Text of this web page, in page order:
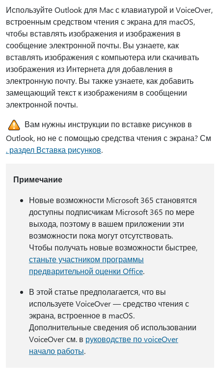
Используйте Outlook для Mac с клавиатурой и VoiceOver,
встроенным средством чтения с экрана для macOS,
чтобы вставлять изображения и изображения в
сообщение электронной почты. Вы узнаете, как
вставлять изображения с компьютера или скачивать
изображения из Интернета для добавления в
электронную почту. Вы также узнаете, как добавить
замещающий текст к изображениям в сообщении
электронной почты.
Вам нужны инструкции по вставке рисунков в
Outlook, но не с помощью средства чтения с экрана? См
. раздел Вставка рисунков.
Примечание
Новые возможности Microsoft 365 становятся
доступны подписчикам Microsoft 365 по мере
выхода, поэтому в вашем приложении эти
возможности пока могут отсутствовать.
Чтобы получать новые возможности быстрее,
станьте участником программы
предварительной оценки Office.
В этой статье предполагается, что вы
используете VoiceOver — средство чтения с
экрана, встроенное в macOS.
Дополнительные сведения об использовании
VoiceOver см. в руководстве по voiceOver
начало работы.